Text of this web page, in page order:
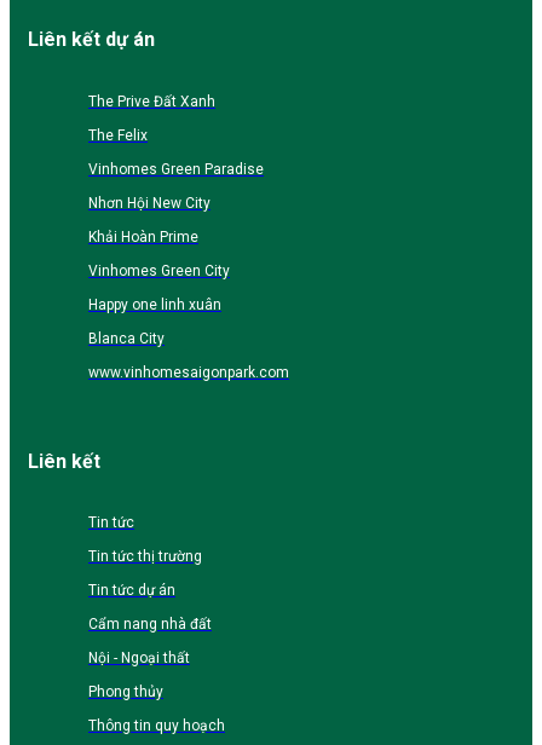
Liên kết dự án
The Prive Đất Xanh
The Felix
Vinhomes Green Paradise
Nhơn Hội New City
Khải Hoàn Prime
Vinhomes Green City
Happy one linh xuân
Blanca City
www.vinhomesaigonpark.com
Liên kết
Tin tức
Tin tức thị trường
Tin tức dự án
Cẩm nang nhà đất
Nội - Ngoại thất
Phong thủy
Thông tin quy hoạch